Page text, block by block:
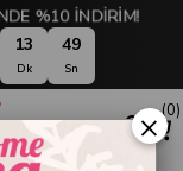
%10 İNDİRİM!
13
Dk
48
Sn
0
×